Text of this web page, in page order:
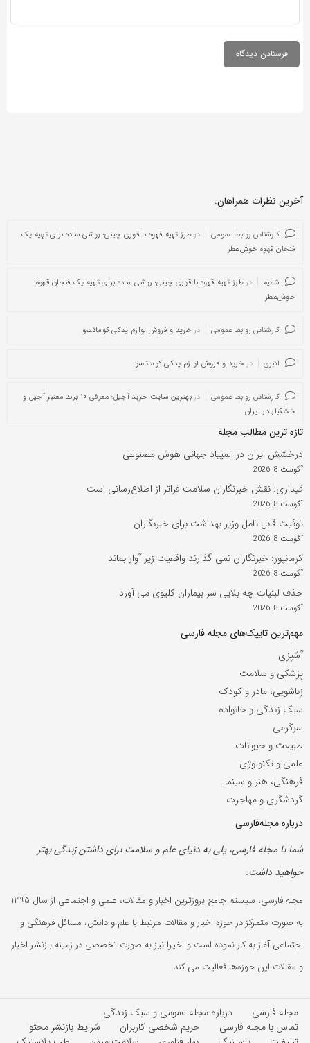
آخرین نظرات همراهان:
کارشناس روابط عمومی در طرز تهیه قهوه با قوری چینی؛ روشی ساده برای تهیه یک
فنجان قهوه خوش‌عطر
شمیم در طرز تهیه قهوه با قوری چینی؛ روشی ساده برای تهیه یک فنجان قهوه
خوش‌عطر
کارشناس روابط عمومی در خرید و فروش لوازم یدکی کوماتسو
اکبری در خرید و فروش لوازم یدکی کوماتسو
کارشناس روابط عمومی در
بهترین سایت خرید آجیل؛ معرفی ۱۰ برند معتبر آجیل و
خشکبار در ایران
تازه ترین مطالب مجله
درخشش ایران در المپیاد جهانی هوش مصنوعی
آگوست 8, 2026
قیداری: نقش خبرنگاران سلامت فراتر از اطلاع‌رسانی است
آگوست 8, 2026
توئیت قابل تامل وزیر بهداشت برای خبرنگاران
آگوست 8, 2026
کرمانپور: خبرنگاران نمی گذارند واقعیت زیر آوار بماند
آگوست 8, 2026
حذف لبنیات چه بلایی سر بیماران کلیوی می آورد
آگوست 8, 2026
مهم‌ترین تایپک‌های مجله فارسی
آشپزی
پزشکی و سلامت
زناشویی، مادر و کودک
سبک زندگی و خانواده
سرگرمی
طبیعت و حیوانات
علمی و تکنولوژی
فرهنگی، هنر و سینما
گردشگری و مهاجرت
درباره مجله‌فارسی
شما با مجله فارسی، پلی به دنیای علم و سلامت برای داشتن زندگی بهتر
خواهید داشت.
مجله فارسی، سیستم جامع بروزترین اخبار و مقالات، علمی و اجتماعی از سال ۱۳۹۵
به صورت متمرکز در حوزه اخبار و مقالات مرتبط با علم و دانش، مسائل فرهنگی و
اجتماعی آغاز به کار نموده است و اخیرا نیز به صورت تخصصی در زمینه بازنشر اخبار
و مقالات این حوزه‌ها فعالیت می کند.
مجله فارسی
درباره مجله عمومی و سبک زندگی
تماس با مجله فارسی
حریم شخصی کاربران
شرایط بازنشر محتوا